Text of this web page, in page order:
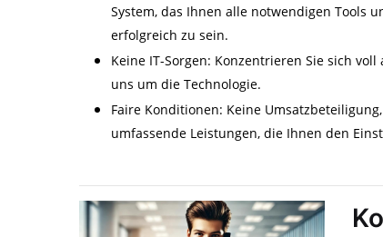
System, das Ihnen alle notwendigen Tools
erfolgreich zu sein.
Keine IT-Sorgen: Konzentrieren Sie sich
uns um die Technologie.
Faire Konditionen: Keine
umfassende Leistungen, die Ihnen den